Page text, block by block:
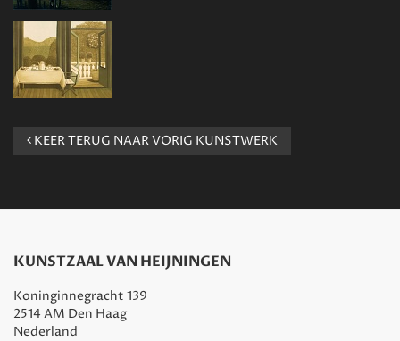
KEER TERUG NAAR VORIG KUNSTWERK
KUNSTZAAL VAN HEIJNINGEN
Koninginnegracht 139
2514 AM Den Haag
Nederland